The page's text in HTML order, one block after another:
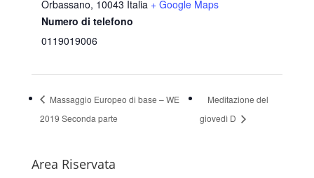
Orbassano, 10043 Italia + Google Maps
Numero di telefono
0119019006
Massaggio Europeo di base – WE
2019 Seconda parte
Meditazione del
giovedì D
Area Riservata